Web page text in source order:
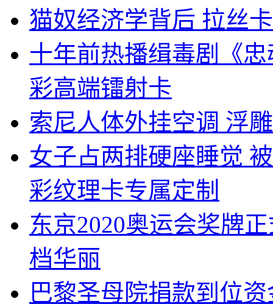
猫奴经济学背后 拉丝
十年前热播缉毒剧《
彩高端镭射卡
索尼人体外挂空调 浮
女子占两排硬座睡觉
彩纹理卡专属定制
东京2020奥运会奖牌
档华丽
巴黎圣母院捐款到位